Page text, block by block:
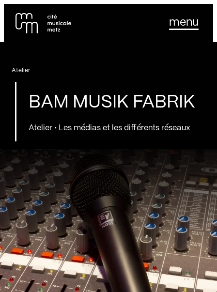
Se rendre au
Contenu principal
menu
BAM MUSIK FABRIK
Atelier • Les médias et les différents réseaux
Atelier